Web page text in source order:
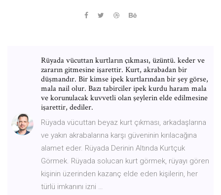
Rüyada vücuttan kurtların çıkması, üzüntü. keder ve
zararın gitmesine işarettir. Kurt, akrabadan bir
düşmandır. Bir kimse ipek kurtlarından bir şey görse,
mala nail olur. Bazı tabirciler ipek kurdu haram mala
ve korunulacak kuvvetli olan şeylerin elde edilmesine
işarettir, dediler.
Rüyada vücuttan beyaz kurt çıkması, arkadaşlarına
ve yakın akrabalarına karşı güveninin kırılacağına
alamet eder. Rüyada Derinin Altında Kurtçuk
Görmek. Rüyada solucan kurt görmek, rüyayı gören
kişinin üzerinden kazanç elde eden kişilerin, her
türlü imkanını izni …